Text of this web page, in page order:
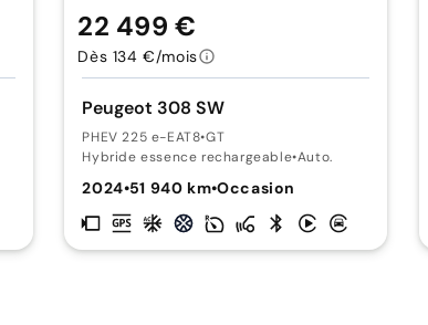
Peugeot 308 SW
PHEV 225 e-EAT8•GT
Hybride essence rechargeable•Auto.
2024•51 940 km•Occasion
22 499 €
Dès 134 €/mois